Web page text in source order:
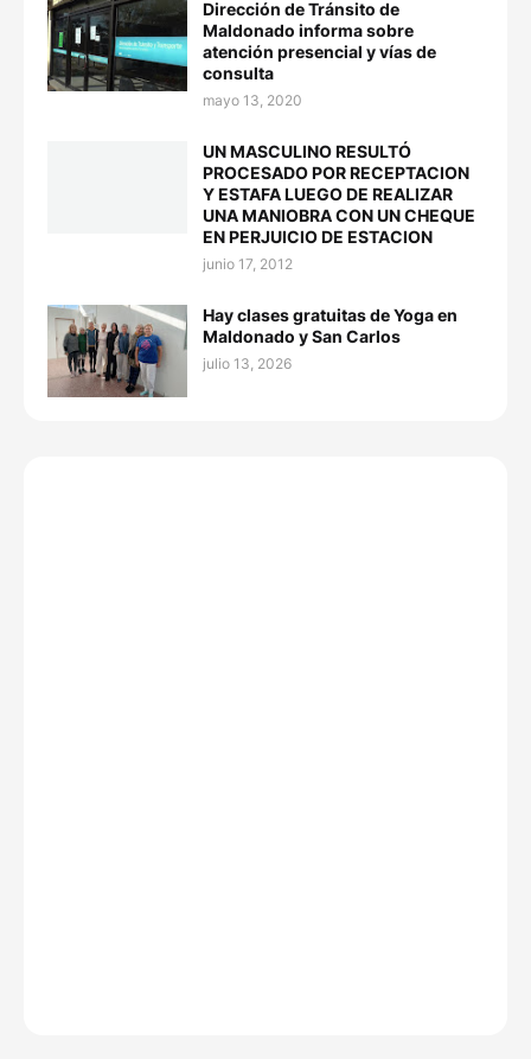
Dirección de Tránsito de
Maldonado informa sobre
atención presencial y vías de
consulta
mayo 13, 2020
UN MASCULINO RESULTÓ
PROCESADO POR RECEPTACION
Y ESTAFA LUEGO DE REALIZAR
UNA MANIOBRA CON UN CHEQUE
EN PERJUICIO DE ESTACION
junio 17, 2012
Hay clases gratuitas de Yoga en
Maldonado y San Carlos
julio 13, 2026